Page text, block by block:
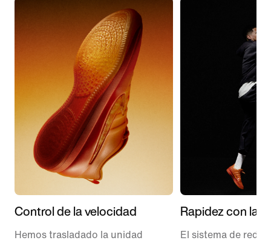
Control de la velocidad
Hemos trasladado la unidad
Rapidez con la
El sistema de red